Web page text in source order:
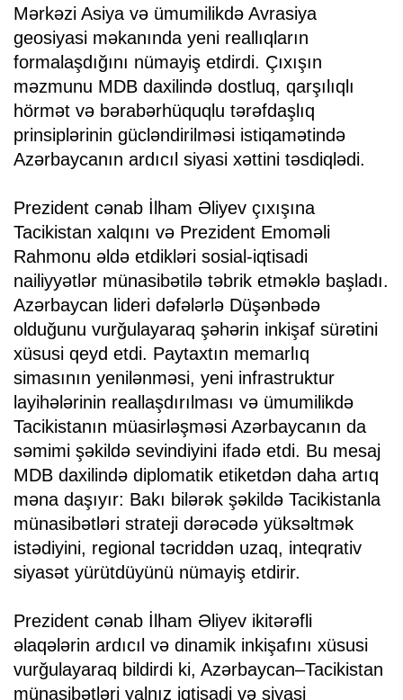
Mərkəzi Asiya və ümumilikdə Avrasiya
geosiyasi məkanında yeni reallıqların
formalaşdığını nümayiş etdirdi. Çıxışın
məzmunu MDB daxilində dostluq, qarşılıqlı
hörmət və bərabərhüquqlu tərəfdaşlıq
prinsiplərinin gücləndirilməsi istiqamətində
Azərbaycanın ardıcıl siyasi xəttini təsdiqlədi.
Prezident cənab İlham Əliyev çıxışına
Tacikistan xalqını və Prezident Emoməli
Rahmonu əldə etdikləri sosial-iqtisadi
nailiyyətlər münasibətilə təbrik etməklə başladı.
Azərbaycan lideri dəfələrlə Düşənbədə
olduğunu vurğulayaraq şəhərin inkişaf sürətini
xüsusi qeyd etdi. Paytaxtın memarlıq
simasının yenilənməsi, yeni infrastruktur
layihələrinin reallaşdırılması və ümumilikdə
Tacikistanın müasirləşməsi Azərbaycanın da
səmimi şəkildə sevindiyini ifadə etdi. Bu mesaj
MDB daxilində diplomatik etiketdən daha artıq
məna daşıyır: Bakı bi­lə­rə­k şəkildə Tacikistanla
münasibətləri strateji dərəcədə yüksəltmək
istədiyini, regional təcriddən uzaq, inteqrativ
siyasət yürüt­düyünü nümayiş etdirir.
Prezident cənab İlham Əliyev ikitərəfli
əlaqələrin ardıcıl və dinamik inkişafını xüsusi
vurğulayaraq bildirdi ki, Azərbaycan–Tacikistan
münasibətləri yalnız iqtisadi və siyasi